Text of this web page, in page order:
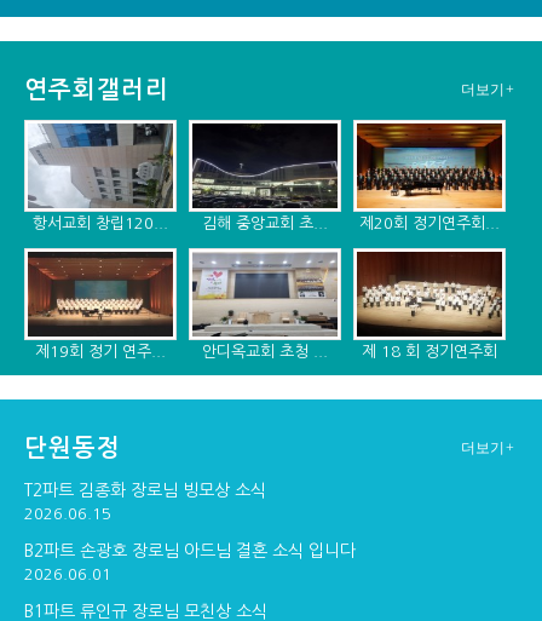
연주회갤러리 더보기+
항서교회 창립120... 김해 중앙교회 초... 제20회 정기연주회...
제19회 정기 연주... 안디옥교회 초청 ... 제 18 회 정기연주회
구포교회 연주 창단30주년기념 순...
창단 30주년 기념 ...
단원동정 더보기+
T2파트 김종화 장로님 빙모상 소식
2026.06.15
B2파트 손광호 장로님 아드님 결혼 소식 입니다
2026.06.01
B1파트 류인규 장로님 모친상 소식